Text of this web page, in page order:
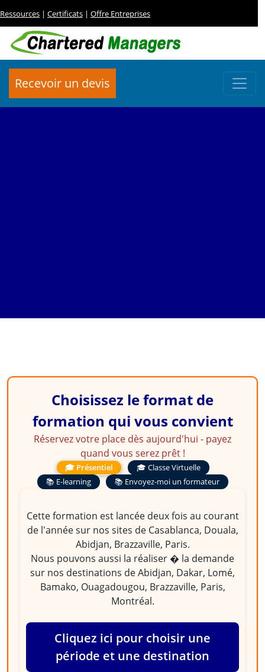
Ressources | Certificats | Offre Entreprises
Recevoir un devis
Choisissez le format de
formation qui vous convient
Réservez votre place dès aujourd'hui - payez
quand vous serez prêt !
🎓 Présentiel
🎓 Classe Virtuelle
📚 E-learning
📚 Envoyez-moi un formateur
Cette formation est lancée deux fois au courant
de l'année sur nos sites de Casablanca, Douala,
Abidjan, Brazzaville, Paris.
Nous pouvons aussi la réaliser � la demande
sur nos destinations de Abidjan, Dakar, Lomé,
Bamako, Ouagadougou, Brazzaville, Paris,
Montréal.
Cliquez ici pour choisir une
période et une destination